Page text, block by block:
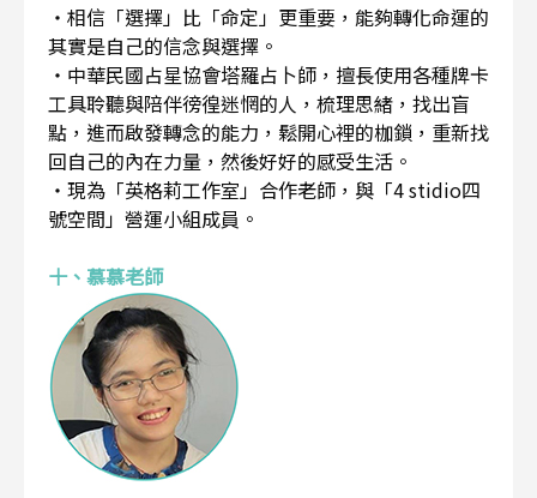
・相信「選擇」比「命定」更重要，能夠轉化命運的
其實是自己的信念與選擇。
・中華民國占星協會塔羅占卜師，擅長使用各種牌卡
工具聆聽與陪伴徬徨迷惘的人，梳理思緒，找出盲
點，進而啟發轉念的能力，鬆開心裡的枷鎖，重新找
回自己的內在力量，然後好好的感受生活。
・現為「英格莉工作室」合作老師，與「4 stidio四
號空間」營運小組成員。
十、慕慕老師